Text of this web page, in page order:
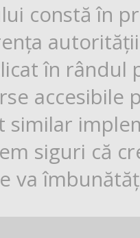
constă în
în rândul
similar
siguri că
va